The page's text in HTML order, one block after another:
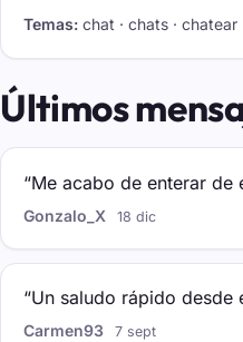
Temas: chat · chats · chatear
Últimos
“Me acabo de enterar de
Gonzalo_X 18 dic
“Un saludo rápido desde
Carmen93 7 sept